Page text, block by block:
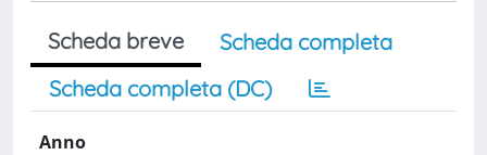
Scheda breve
Scheda completa
Scheda completa (DC)
Anno